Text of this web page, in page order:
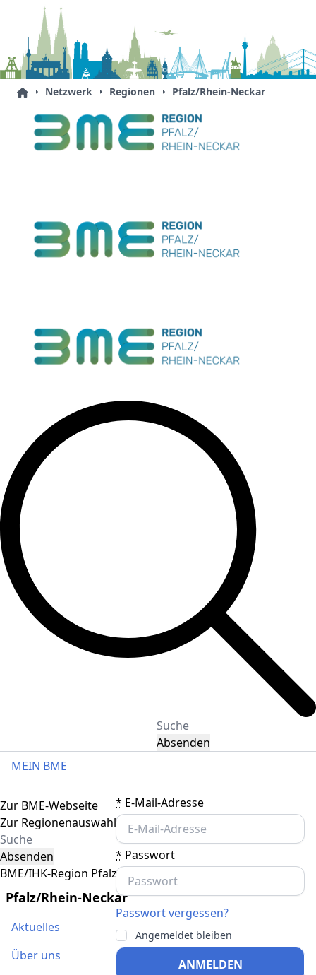
Netzwerk Regionen Pfalz/Rhein-Neckar
Absenden
MEIN BME
* E-Mail-Adresse
* Passwort
Passwort vergessen?
Angemeldet bleiben
ANMELDEN
Toggle navigation
Zur BME-Webseite
Zur Regionenauswahl
Absenden
BME/IHK-Region Pfalz/Rhein-Neckar
Pfalz/Rhein-Neckar
Aktuelles
Über uns